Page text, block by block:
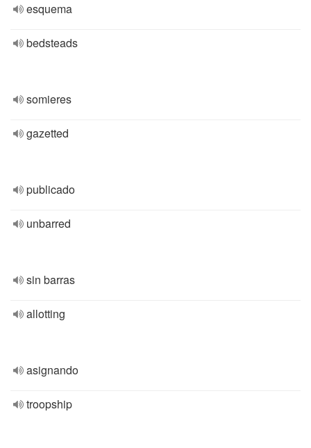
esquema
bedsteads
somieres
gazetted
publicado
unbarred
sin barras
allotting
asignando
troopship